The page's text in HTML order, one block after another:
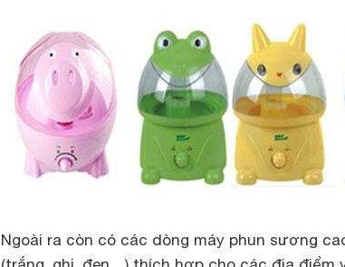
Ngoài ra còn có các dòng máy phun sương